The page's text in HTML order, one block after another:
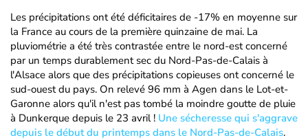
Les précipitations ont été déficitaires de -17% en moyenne sur
la France au cours de la première quinzaine de mai. La
pluviométrie a été très contrastée entre le nord-est concerné
par un temps durablement sec du Nord-Pas-de-Calais à
l'Alsace alors que des précipitations copieuses ont concerné le
sud-ouest du pays. On relevé 96 mm à Agen dans le Lot-et-
Garonne alors qu'il n'est pas tombé la moindre goutte de pluie
à Dunkerque depuis le 23 avril ! Une sécheresse qui s'aggrave
depuis le début du printemps dans le Nord-Pas-de-Calais.